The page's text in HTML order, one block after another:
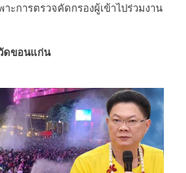
ะการตรวจคัดกรองผู้เข้าไปร่วมงาน
ดขอนแก่น